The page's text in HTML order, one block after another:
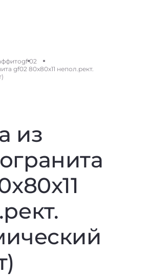
gf 02
gf02 80x80x11 непол.рект.
из